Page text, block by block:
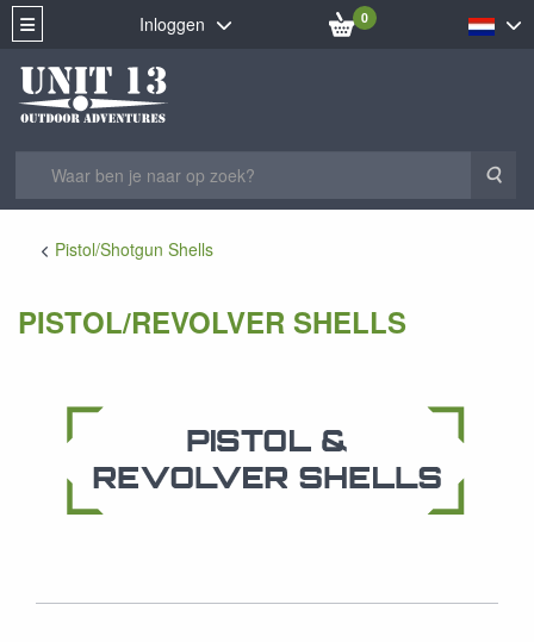
Inloggen 0
Pistol/Shotgun Shells
PISTOL/REVOLVER SHELLS